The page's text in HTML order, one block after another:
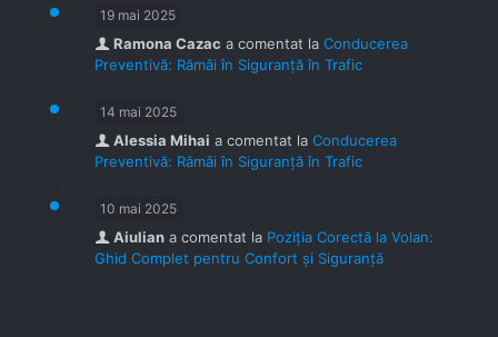
19 mai 2025
Ramona Cazac a comentat la Conducerea
Preventivă: Rămâi în Siguranță în Trafic
14 mai 2025
Alessia Mihai a comentat la Conducerea
Preventivă: Rămâi în Siguranță în Trafic
10 mai 2025
Aiulian a comentat la Poziția Corectă la Volan:
Ghid Complet pentru Confort și Siguranță